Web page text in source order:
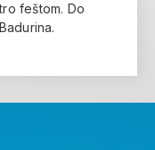
feštom. Do